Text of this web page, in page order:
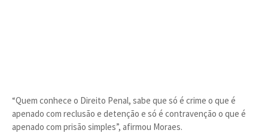
“Quem conhece o Direito Penal, sabe que só é crime o que é
apenado com reclusão e detenção e só é contravenção o que é
apenado com prisão simples”, afirmou Moraes.